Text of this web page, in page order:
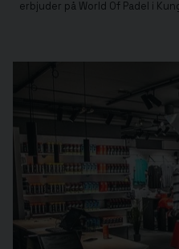
erbjuder på World Of Padel i